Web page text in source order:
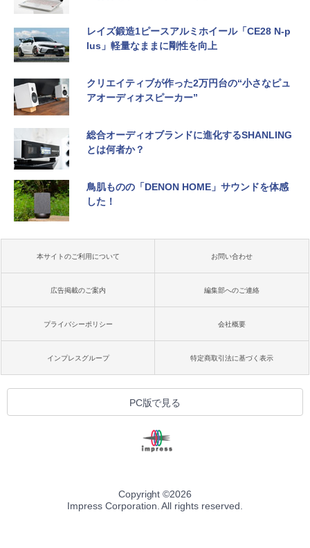
レイズ鍛造1ピースアルミホイール「CE28 N-p
lus」軽量なままに剛性を向上
クリエイティブが作った2万円台の“小さなピュ
アオーディオスピーカー”
総合オーディオブランドに進化するSHANLING
とは何者か？
鳥肌ものの「DENON HOME」サウンドを体感
した！
本サイトのご利用について お問い合わせ
広告掲載のご案内 編集部へのご連絡
プライバシーポリシー 会社概要
インプレスグループ 特定商取引法に基づく表示
PC版で見る
Copyright ©2026
Impress Corporation. All rights reserved.